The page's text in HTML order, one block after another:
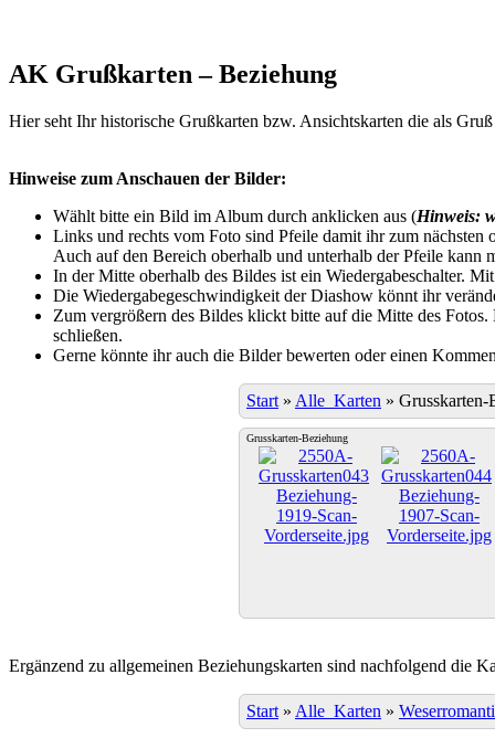
AK Grußkarten – Beziehung
Hier seht Ihr historische Grußkarten bzw. Ansichtskarten die als
Hinweise zum Anschauen der Bilder:
Wählt bitte ein Bild im Album durch anklicken aus (Hinweis:
Links und rechts vom Foto sind Pfeile damit ihr zum
Auch auf den Bereich oberhalb und unterhalb der Pfeile kann
In der Mitte oberhalb des Bildes ist ein Wiedergabeschalter.
Die Wiedergabegeschwindigkeit der Diashow könnt ihr
Zum vergrößern des Bildes klickt bitte auf die Mitte des
schließen.
Gerne könnte ihr auch die Bilder bewerten oder einen
Start » Alle_Karten » Grusskarten-
Grusskarten-Beziehung
Ergänzend zu allgemeinen Beziehungskarten sind nachfolgend die
Start » Alle_Karten »